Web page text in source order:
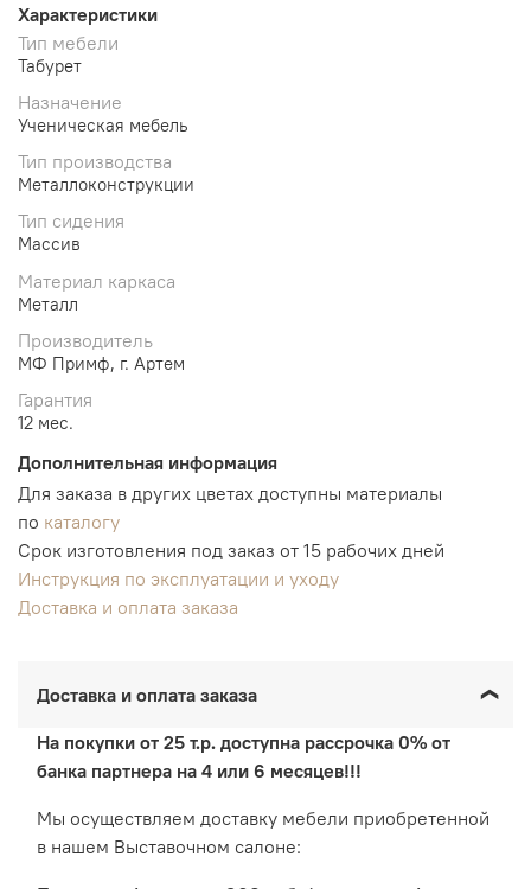
Характеристики
Тип мебели
Табурет
Назначение
Ученическая мебель
Тип производства
Металлоконструкции
Тип сидения
Массив
Материал каркаса
Металл
Производитель
МФ Примф, г. Артем
Гарантия
12 мес.
Дополнительная информация
Для заказа в других цветах доступны материалы
по каталогу
Срок изготовления под заказ от 15 рабочих дней
Инструкция по эксплуатации и уходу
Доставка и оплата заказа
Доставка и оплата заказа
На покупки от 25 т.р. доступна рассрочка 0% от
банка партнера на 4 или 6 месяцев!!!
Мы осуществляем доставку мебели приобретенной
в нашем Выставочном салоне: